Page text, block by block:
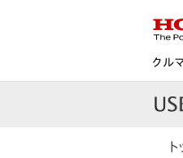
クル